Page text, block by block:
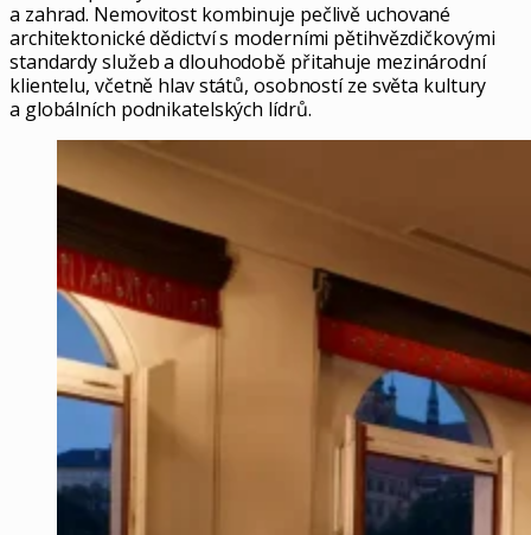
a zahrad. Nemovitost kombinuje pečlivě uchované
architektonické dědictví s moderními pětihvězdičkovými
standardy služeb a dlouhodobě přitahuje mezinárodní
klientelu, včetně hlav států, osobností ze světa kultury
a globálních podnikatelských lídrů.